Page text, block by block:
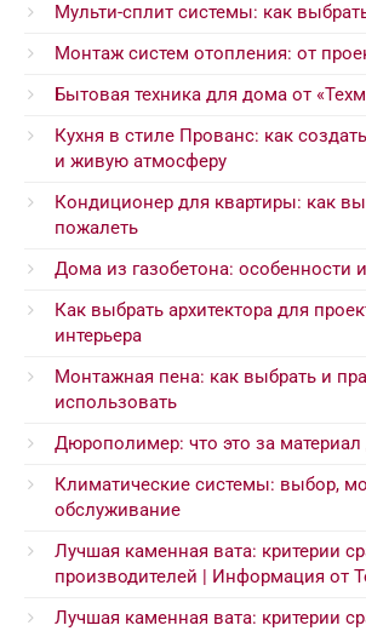
Мульти-сплит системы: как
Монтаж систем отопления: от
Бытовая техника для дома от
Кухня в стиле Прованс: как
и живую атмосферу
Кондиционер для квартиры: как
пожалеть
Дома из газобетона: особенности
Как выбрать архитектора для
интерьера
Монтажная пена: как выбрать и
использовать
Дюрополимер: что это за материал
Климатические системы: выбор,
обслуживание
Лучшая каменная вата: критерии
производителей | Информация от
Лучшая каменная вата: критерии